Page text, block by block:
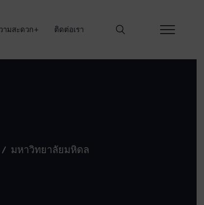
ามสะดวก ติดต่อเรา
มหาวิทยาลัยมหิดล